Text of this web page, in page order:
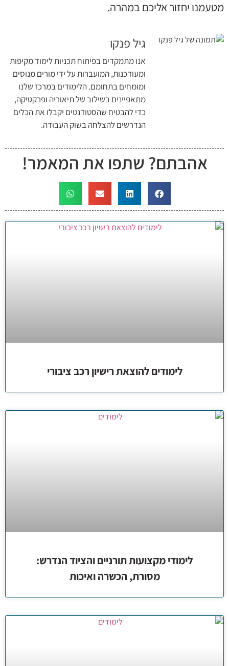
מטעמנו יחזור אליכם במהרה.
גיל פנקו
אנו מתמקדים בפיתוח תכניות לימוד מקיפות
ומעודכנות, המועברות על ידי מורים מנוסים
ומומחים בתחומם. הלימודים במרכז שלנו
מתאפיינים בשילוב של תיאוריה ופרקטיקה,
כדי להבטיח שהסטודנטים יקבלו את הכלים
הנדרשים להצלחה בשוק העבודה.
אהבתם? שתפו את המאמר!
לימודים להוצאת רישיון רכב ציבורי
לימודי מקצועות תורניים והציוד הנדרש:
מסורת, הכשרה ואיכות